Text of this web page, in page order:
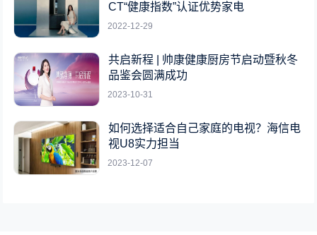
CT“健康指数”认证优势家电
2022-12-29
共启新程 | 帅康健康厨房节启动暨秋冬
品鉴会圆满成功
2023-10-31
如何选择适合自己家庭的电视？海信电
视U8实力担当
2023-12-07